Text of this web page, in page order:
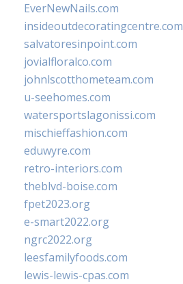
EverNewNails.com
insideoutdecoratingcentre.com
salvatoresinpoint.com
jovialfloralco.com
johnlscotthometeam.com
u-seehomes.com
watersportslagonissi.com
mischieffashion.com
eduwyre.com
retro-interiors.com
theblvd-boise.com
fpet2023.org
e-smart2022.org
ngrc2022.org
leesfamilyfoods.com
lewis-lewis-cpas.com